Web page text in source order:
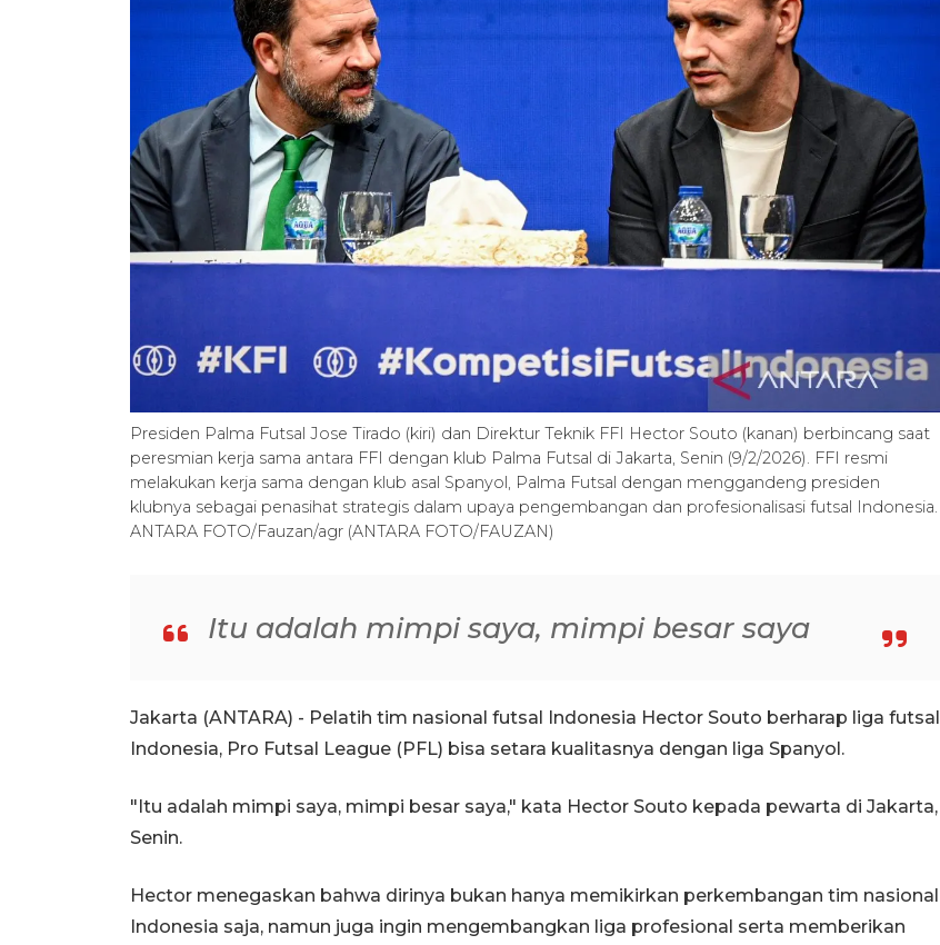
Presiden Palma Futsal Jose Tirado (kiri) dan Direktur Teknik FFI Hector Souto (kanan) berbincang saat
peresmian kerja sama antara FFI dengan klub Palma Futsal di Jakarta, Senin (9/2/2026). FFI resmi
melakukan kerja sama dengan klub asal Spanyol, Palma Futsal dengan menggandeng presiden
klubnya sebagai penasihat strategis dalam upaya pengembangan dan profesionalisasi futsal Indonesia.
ANTARA FOTO/Fauzan/agr (ANTARA FOTO/FAUZAN)
Itu adalah mimpi saya, mimpi besar saya
Jakarta (ANTARA) - Pelatih tim nasional futsal Indonesia Hector Souto berharap liga futsal
Indonesia, Pro Futsal League (PFL) bisa setara kualitasnya dengan liga Spanyol.
"Itu adalah mimpi saya, mimpi besar saya," kata Hector Souto kepada pewarta di Jakarta,
Senin.
Hector menegaskan bahwa dirinya bukan hanya memikirkan perkembangan tim nasional
Indonesia saja, namun juga ingin mengembangkan liga profesional serta memberikan